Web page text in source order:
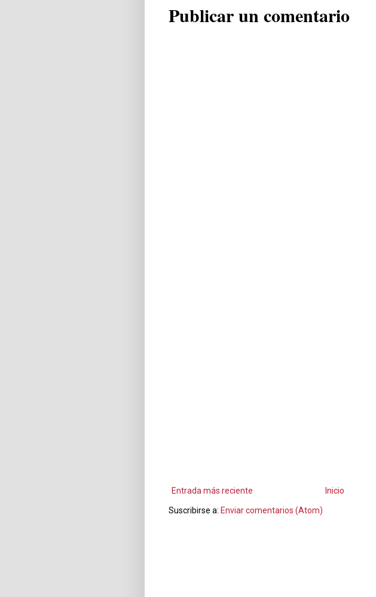
Publicar un comentario
Entrada más reciente Inicio
Suscribirse a: Enviar comentarios (Atom)